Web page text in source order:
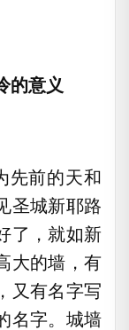
的意义
先前的天和
圣城新耶路
了，就如新
大的墙，有
又有名字写
名字。城墙